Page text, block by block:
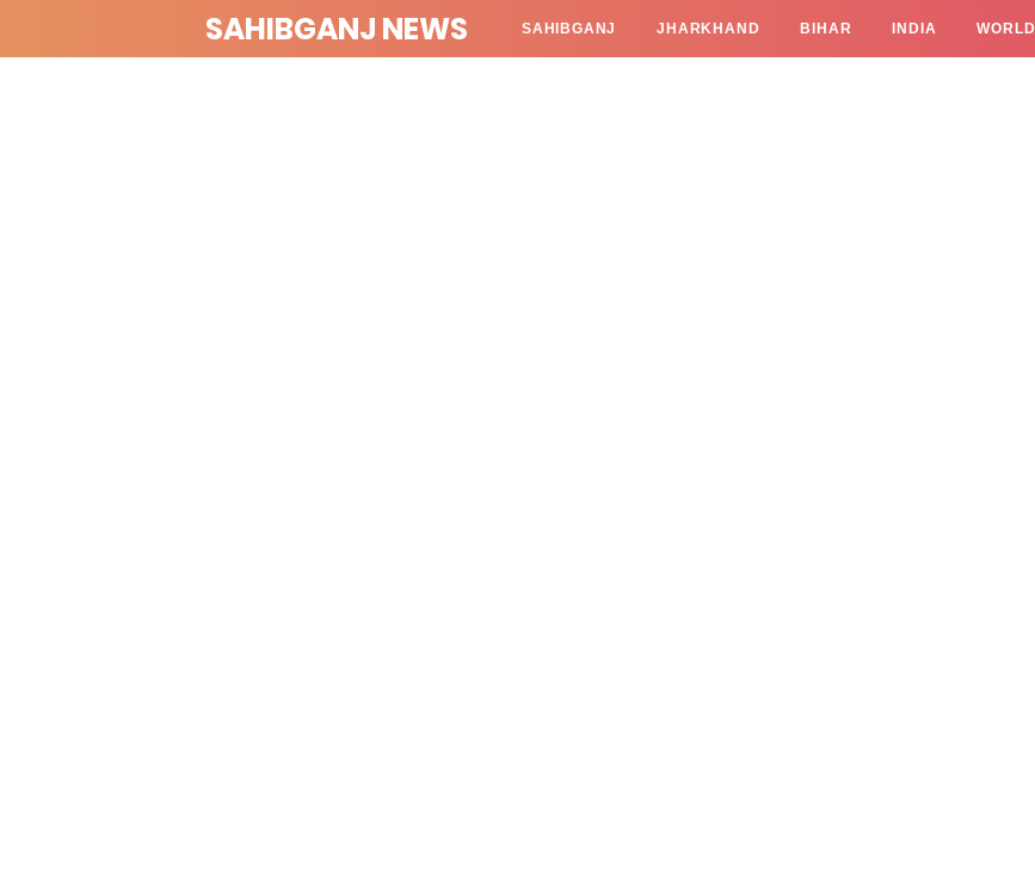
SAHIBGANJ NEWS SAHIBGANJ JHARKHAND BIHAR INDIA WORLD